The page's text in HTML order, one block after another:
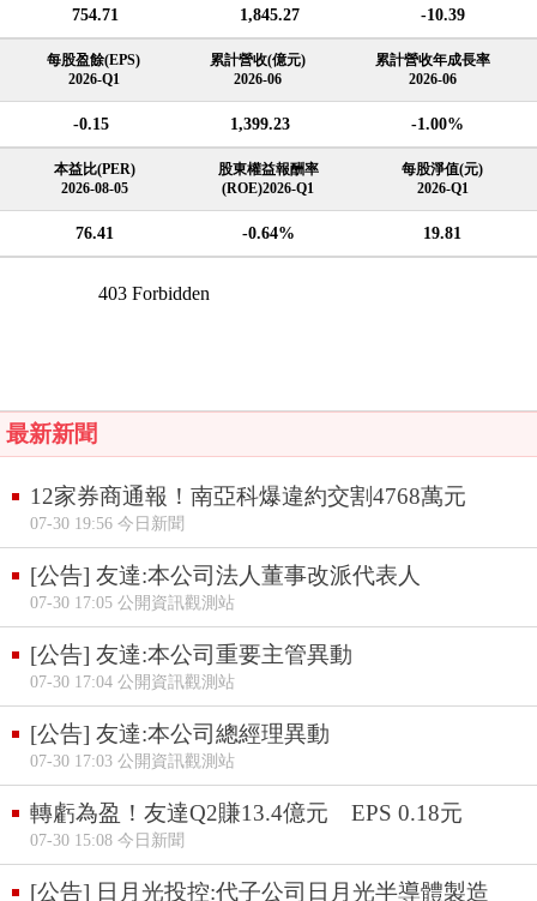
754.71 1,845.27 -10.39
每股盈餘(EPS)
2026-Q1
累計營收(億元)
2026-06
累計營收年成長率
2026-06
-0.15 1,399.23 -1.00%
本益比(PER)
2026-08-05
股東權益報酬率
(ROE)2026-Q1
每股淨值(元)
2026-Q1
76.41 -0.64% 19.81
最新新聞
12家券商通報！南亞科爆違約交割4768萬元
07-30 19:56 今日新聞
[公告] 友達:本公司法人董事改派代表人
07-30 17:05 公開資訊觀測站
[公告] 友達:本公司重要主管異動
07-30 17:04 公開資訊觀測站
[公告] 友達:本公司總經理異動
07-30 17:03 公開資訊觀測站
轉虧為盈！友達Q2賺13.4億元 EPS 0.18元
07-30 15:08 今日新聞
[公告] 日月光投控:代子公司日月光半導體製造